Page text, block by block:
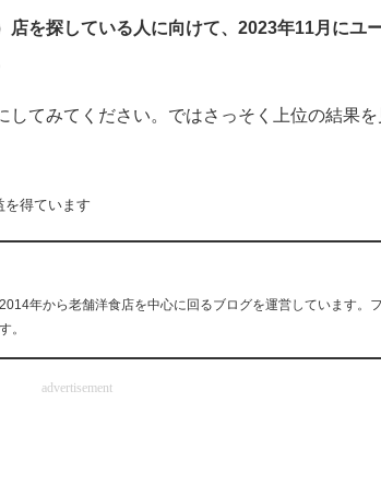
を探している人に向けて、2023年11月にユ
てみてください。ではさっそく上位の結果を
得ています
年から老舗洋食店を中心に回るブログを運営しています。
。
advertisement